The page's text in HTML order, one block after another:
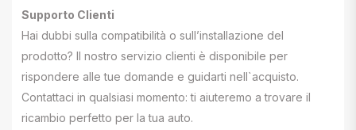
Supporto Clienti
Hai dubbi sulla compatibilità o sull’installazione del
prodotto? Il nostro servizio clienti è disponibile per
rispondere alle tue domande e guidarti nell`acquisto.
Contattaci in qualsiasi momento: ti aiuteremo a trovare il
ricambio perfetto per la tua auto.